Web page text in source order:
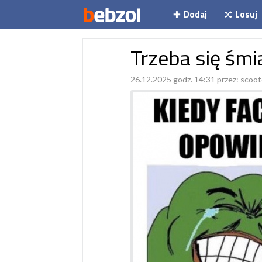
Dodaj Losuj
Trzeba się
26.12.2025 godz. 14:31 przez: